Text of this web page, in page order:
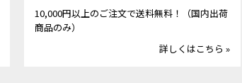
10,000円以上のご注文で送料無料！（国内出荷
商品のみ）
詳しくはこちら »